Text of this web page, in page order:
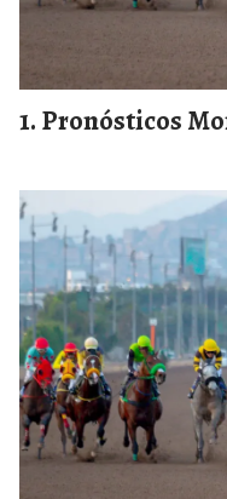
Pronósticos